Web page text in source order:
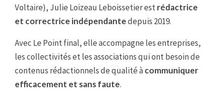
Voltaire), Julie Loizeau Leboissetier estrédactrice
et correctrice indépendantedepuis 2019.
Avec Le Point final, elle accompagne les entreprises,
les collectivités et les associations qui ont besoin de
contenus rédactionnels de qualité àcommuniquer
efficacement et sans faute.